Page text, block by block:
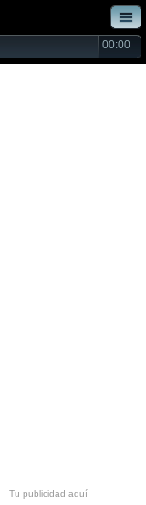
00:00
Tu publicidad aquí